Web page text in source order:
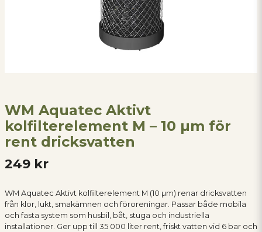
WM Aquatec Aktivt
kolfilterelement M – 10 µm för
rent dricksvatten
249 kr
WM Aquatec Aktivt kolfilterelement M (10 µm) renar dricksvatten
från klor, lukt, smakämnen och föroreningar. Passar både mobila
och fasta system som husbil, båt, stuga och industriella
installationer. Ger upp till 35 000 liter rent, friskt vatten vid 6 bar och